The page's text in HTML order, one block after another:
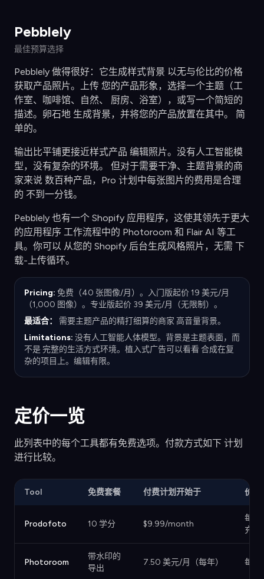
Pebblely
最佳预算选择
Pebblely 做得很好：它生成样式背景 以无与伦比的价格
获取产品照片。上传 您的产品形象，选择一个主题（工
作室、咖啡馆、自然、 厨房、浴室），或写一个简短的
描述。卵石地 生成背景，并将您的产品放置在其中。 简
单的。
输出比平铺更接近样式产品 编辑照片。没有人工智能模
型，没有复杂的环境。 但对于需要干净、主题背景的商
家来说 数百种产品，Pro 计划中每张图片的费用是合理
的 不到一分钱。
Pebblely 也有一个 Shopify 应用程序，这使其领先于更大
的应用程序 工作流程中的 Photoroom 和 Flair AI 等工
具。你可以 从您的 Shopify 后台生成风格照片，无需 下
载-上传循环。
Pricing: 免费（40 张图像/月）。入门版起价 19 美元/月
（1,000 图像）。专业版起价 39 美元/月（无限制）。
最适合：
需要主题产品的精打细算的商家 高音量背景。
Limitations: 没有人工智能人体模型。背景是主题表面，而
不是 完整的生活方式环境。植入式广告可以看看 合成在复
杂的项目上。编辑有限。
定价一览
此列表中的每个工具都有免费选项。付款方式如下 计划
进行比较。
Tool 免费套餐 付费计划开始于 价格
Prodofoto 10 学分 $9.99/month
每月
充值
Photoroom
带水印的
导出
7.50 美元/月（每年） 每月